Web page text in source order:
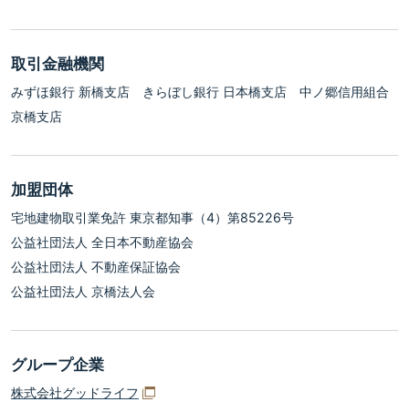
取引金融機関
みずほ銀行 新橋支店 きらぼし銀行 日本橋支店 中ノ郷信用組合
京橋支店
加盟団体
宅地建物取引業免許 東京都知事（4）第85226号
公益社団法人 全日本不動産協会
公益社団法人 不動産保証協会
公益社団法人 京橋法人会
グループ企業
株式会社グッドライフ